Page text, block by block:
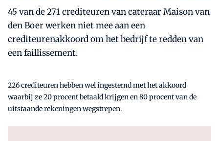
45 van de 271 crediteuren van cateraar Maison van
den Boer werken niet mee aan een
crediteurenakkoord om het bedrijf te redden van
een faillissement.
226 crediteuren hebben wel ingestemd met het akkoord
waarbij ze 20 procent betaald krijgen en 80 procent van de
uitstaande rekeningen wegstrepen.